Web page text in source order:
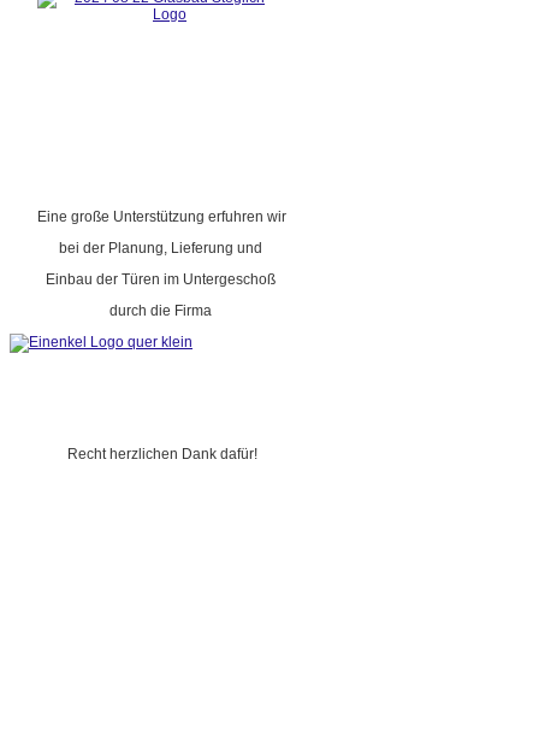
Eine große Unterstützung erfuhren wir
bei der Planung, Lieferung und
Einbau der Türen im Untergeschoß
durch die Firma
Recht herzlichen Dank dafür!